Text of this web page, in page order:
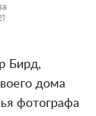
Бирд,
дома
фотографа